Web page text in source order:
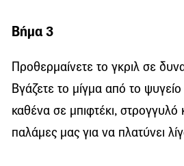
Βήμα 3
Προθερμαίνετε το γκριλ σε
Βγάζετε το μίγμα από το
καθένα σε μπιφτέκι, στρογγυλό
παλάμες μας για να πλατύνει